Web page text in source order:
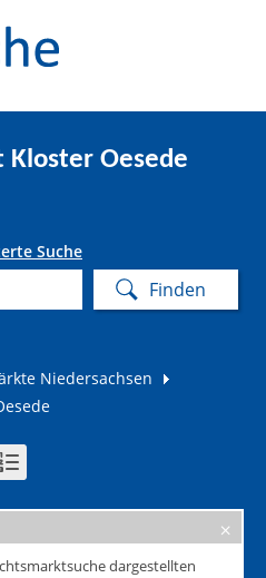
Oesede
Suche
Niedersachsen
dargestellten